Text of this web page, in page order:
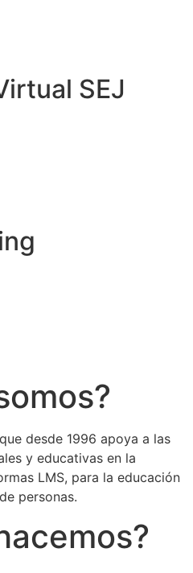
SEJ
desde 1996 apoya a las
y educativas en la
LMS, para la educación
personas.